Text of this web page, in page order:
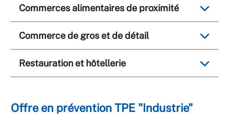
Commerces alimentaires de proximité
Commerce de gros et de détail
Restauration et hôtellerie
Offre en prévention TPE "Industrie"